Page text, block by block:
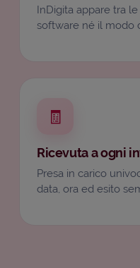
InDigita appare tra
software né il modo
🧾
Ricevuta a ogni
Presa in carico
data, ora ed esito